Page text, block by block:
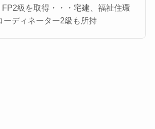
級を取得・・・宅建、福祉住環
ーディネーター2級も所持